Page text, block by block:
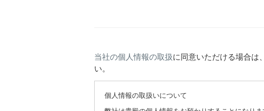
当社の個人情報の取扱に同意いただける場合は
い。
個人情報の取扱いについて